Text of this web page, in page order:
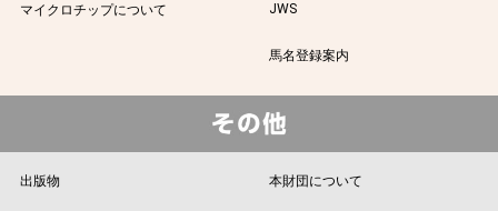
マイクロチップについて JWS
馬名登録案内
出版物 本財団について